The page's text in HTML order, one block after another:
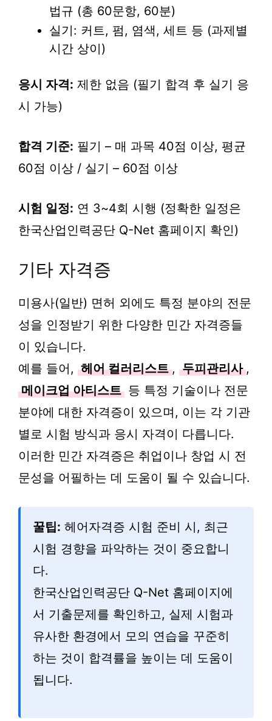
법규 (총 60문항, 60분)
실기: 커트, 펌, 염색, 세트 등 (과제별
시간 상이)
응시 자격: 제한 없음 (필기 합격 후 실기 응
시 가능)
합격 기준: 필기 – 매 과목 40점 이상, 평균
60점 이상 / 실기 – 60점 이상
시험 일정: 연 3~4회 시행 (정확한 일정은
한국산업인력공단 Q-Net 홈페이지 확인)
기타 자격증
미용사(일반) 면허 외에도 특정 분야의 전문
성을 인정받기 위한 다양한 민간 자격증들
이 있습니다.
예를 들어, 헤어 컬러리스트 , 두피관리사 ,
메이크업 아티스트 등 특정 기술이나 전문
분야에 대한 자격증이 있으며, 이는 각 기관
별로 시험 방식과 응시 자격이 다릅니다.
이러한 민간 자격증은 취업이나 창업 시 전
문성을 어필하는 데 도움이 될 수 있습니다.
꿀팁: 헤어자격증 시험 준비 시, 최근
시험 경향을 파악하는 것이 중요합니
다.
한국산업인력공단 Q-Net 홈페이지에
서 기출문제를 확인하고, 실제 시험과
유사한 환경에서 모의 연습을 꾸준히
하는 것이 합격률을 높이는 데 도움이
됩니다.